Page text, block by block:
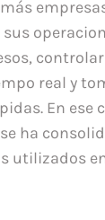
controlar
real y
En ese
ha
utilizados